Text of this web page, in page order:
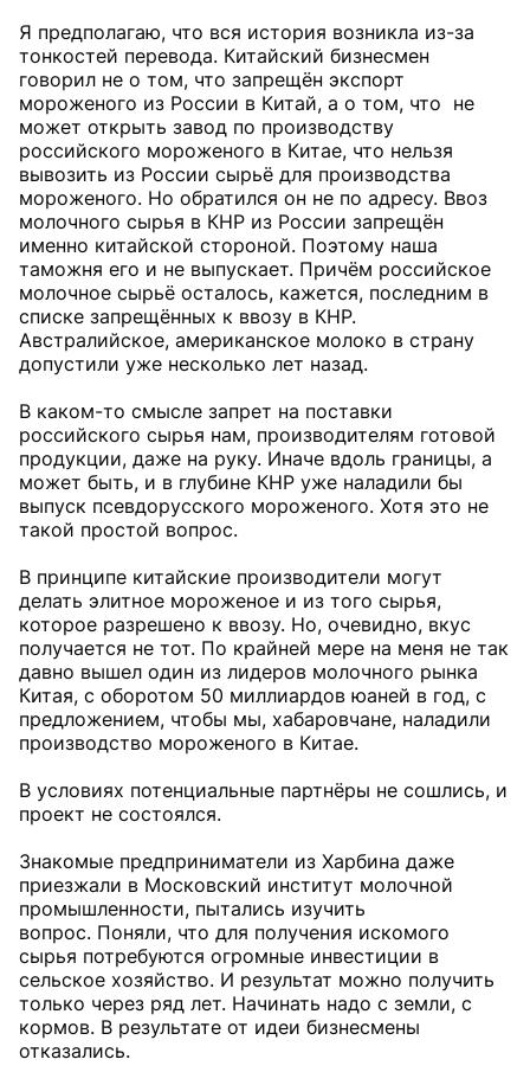
Я предполагаю, что вся история возникла из-за
тонкостей перевода. Китайский бизнесмен
говорил не о том, что запрещён экспорт
мороженого из России в Китай, а о том, что не
может открыть завод по производству
российского мороженого в Китае, что нельзя
вывозить из России сырьё для производства
мороженого. Но обратился он не по адресу. Ввоз
молочного сырья в КНР из России запрещён
именно китайской стороной. Поэтому наша
таможня его и не выпускает. Причём российское
молочное сырьё осталось, кажется, последним в
списке запрещённых к ввозу в КНР.
Австралийское, американское молоко в страну
допустили уже несколько лет назад.
В каком-то смысле запрет на поставки
российского сырья нам, производителям готовой
продукции, даже на руку. Иначе вдоль границы, а
может быть, и в глубине КНР уже наладили бы
выпуск псевдорусского мороженого. Хотя это не
такой простой вопрос.
В принципе китайские производители могут
делать элитное мороженое и из того сырья,
которое разрешено к ввозу. Но, очевидно, вкус
получается не тот. По крайней мере на меня не так
давно вышел один из лидеров молочного рынка
Китая, с оборотом 50 миллиардов юаней в год, с
предложением, чтобы мы, хабаровчане, наладили
производство мороженого в Китае.
В условиях потенциальные партнёры не сошлись, и
проект не состоялся.
Знакомые предприниматели из Харбина даже
приезжали в Московский институт молочной
промышленности, пытались изучить
вопрос. Поняли, что для получения искомого
сырья потребуются огромные инвестиции в
сельское хозяйство. И результат можно получить
только через ряд лет. Начинать надо с земли, с
кормов. В результате от идеи бизнесмены
отказались.